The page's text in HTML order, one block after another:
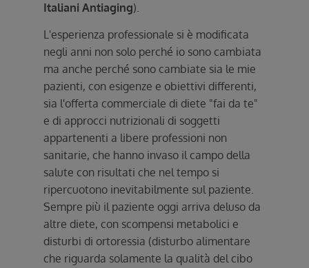
Italiani Antiaging).
L'esperienza professionale si è modificata
negli anni non solo perché io sono cambiata
ma anche perché sono cambiate sia le mie
pazienti, con esigenze e obiettivi differenti,
sia l'offerta commerciale di diete "fai da te"
e di approcci nutrizionali di soggetti
appartenenti a libere professioni non
sanitarie, che hanno invaso il campo della
salute con risultati che nel tempo si
ripercuotono inevitabilmente sul paziente.
Sempre più il paziente oggi arriva deluso da
altre diete, con scompensi metabolici e
disturbi di ortoressia (disturbo alimentare
che riguarda solamente la qualità del cibo